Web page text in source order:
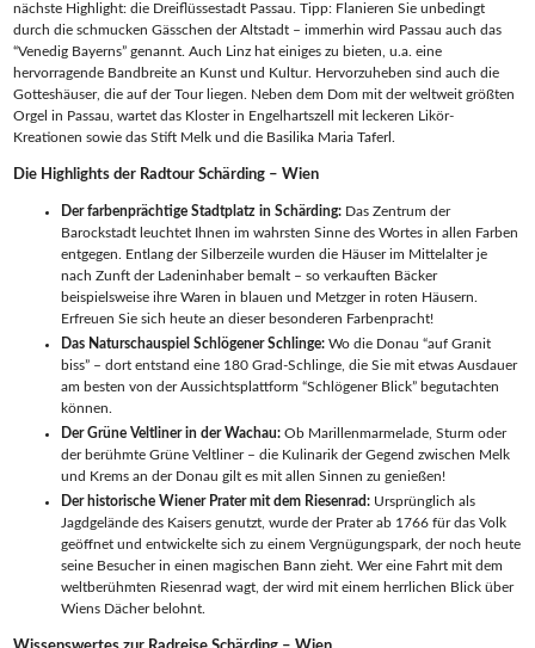
nächste Highlight: die Dreiflüssestadt Passau. Tipp: Flanieren Sie unbedingt
durch die schmucken Gässchen der Altstadt – immerhin wird Passau auch das
“Venedig Bayerns” genannt. Auch Linz hat einiges zu bieten, u.a. eine
hervorragende Bandbreite an Kunst und Kultur. Hervorzuheben sind auch die
Gotteshäuser, die auf der Tour liegen. Neben dem Dom mit der weltweit größten
Orgel in Passau, wartet das Kloster in Engelhartszell mit leckeren Likör-
Kreationen sowie das Stift Melk und die Basilika Maria Taferl.
Die Highlights der Radtour Schärding – Wien
Der farbenprächtige Stadtplatz in Schärding: Das Zentrum der
Barockstadt leuchtet Ihnen im wahrsten Sinne des Wortes in allen Farben
entgegen. Entlang der Silberzeile wurden die Häuser im Mittelalter je
nach Zunft der Ladeninhaber bemalt – so verkauften Bäcker
beispielsweise ihre Waren in blauen und Metzger in roten Häusern.
Erfreuen Sie sich heute an dieser besonderen Farbenpracht!
Das Naturschauspiel Schlögener Schlinge: Wo die Donau “auf Granit
biss” – dort entstand eine 180 Grad-Schlinge, die Sie mit etwas Ausdauer
am besten von der Aussichtsplattform “Schlögener Blick” begutachten
können.
Der Grüne Veltliner in der Wachau:Ob Marillenmarmelade, Sturm oder
der berühmte Grüne Veltliner – die Kulinarik der Gegend zwischen Melk
und Krems an der Donau gilt es mit allen Sinnen zu genießen!
Der historische Wiener Prater mit dem Riesenrad: Ursprünglich als
Jagdgelände des Kaisers genutzt, wurde der Prater ab 1766 für das Volk
geöffnet und entwickelte sich zu einem Vergnügungspark, der noch heute
seine Besucher in einen magischen Bann zieht. Wer eine Fahrt mit dem
weltberühmten Riesenrad wagt, der wird mit einem herrlichen Blick über
Wiens Dächer belohnt.